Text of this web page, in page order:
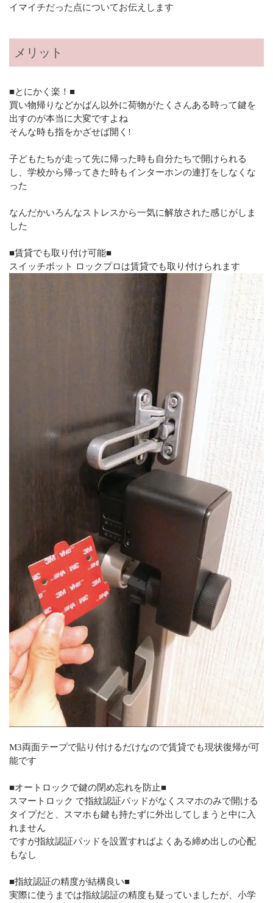
イマイチだった点についてお伝えします
メリット
■とにかく楽！■
買い物帰りなどかばん以外に荷物がたくさんある時って鍵を
出すのが本当に大変ですよね
そんな時も指をかざせば開く!
子どもたちが走って先に帰った時も自分たちで開けられる
し、学校から帰ってきた時もインターホンの連打をしなくな
った
なんだかいろんなストレスから一気に解放された感じがしま
した
■賃貸でも取り付け可能■
スイッチボット ロックプロは賃貸でも取り付けられます
M3両面テープで貼り付けるだけなので賃貸でも現状復帰が可
能です
■オートロックで鍵の閉め忘れを防止■
スマートロック で指紋認証パッドがなくスマホのみで開ける
タイプだと、スマホも鍵も持たずに外出してしまうと中に入
れません
ですが指紋認証パッドを設置すればよくある締め出しの心配
もなし
■指紋認証の精度が結構良い■
実際に使うまでは指紋認証の精度も疑っていましたが、小学